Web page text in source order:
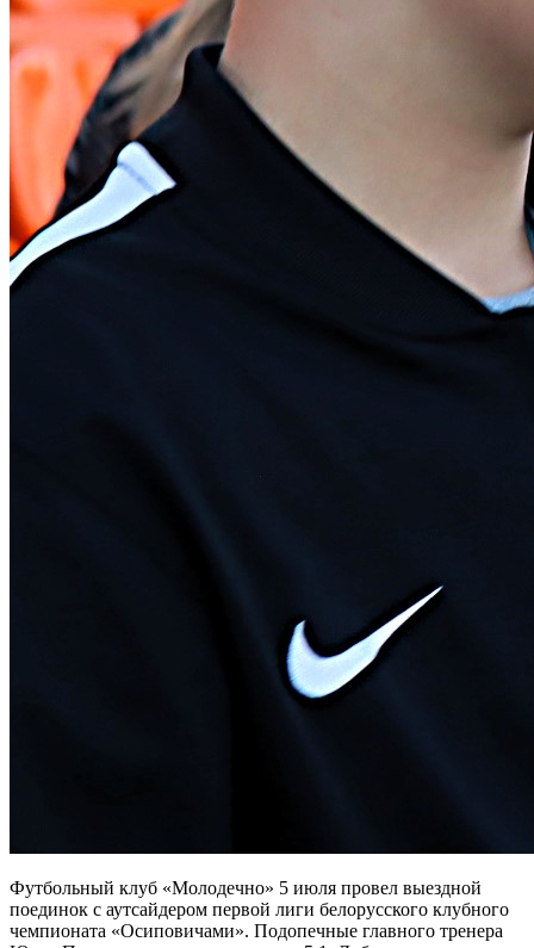
Футбольный клуб «Молодечно» 5 июля провел выездной
поединок с аутсайдером первой лиги белорусского клубного
чемпионата «Осиповичами». Подопечные главного тренера